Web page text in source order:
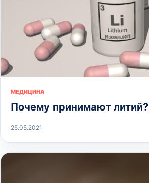
МЕДИЦИНА
Почему принимают литий?
25.05.2021